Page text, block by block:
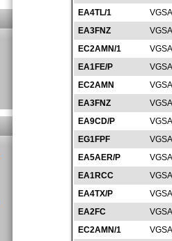
EA4TL/1
EA3FNZ
EC2AMN/1
EA1FE/P
EC2AMN
EA3FNZ
EA9CD/P
EG1FPF
EA5AER/P
EA1RCC
EA4TX/P
EA2FC
EC2AMN/1